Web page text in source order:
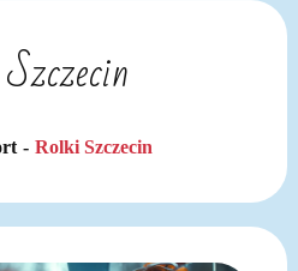
Rolki Szczecin